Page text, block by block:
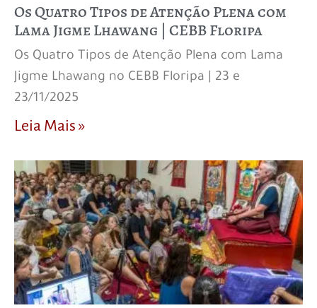
Os Quatro Tipos de Atenção Plena com
Lama Jigme Lhawang | CEBB Floripa
Os Quatro Tipos de Atenção Plena com Lama
Jigme Lhawang no CEBB Floripa | 23 e
23/11/2025
Leia Mais »